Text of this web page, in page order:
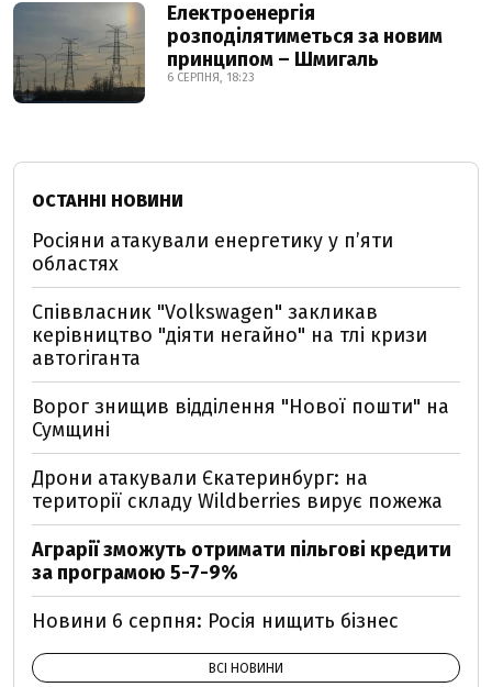
Електроенергія
розподілятиметься за новим
принципом – Шмигаль
6 СЕРПНЯ, 18:23
ОСТАННІ НОВИНИ
Росіяни атакували енергетику у пʼяти
областях
Співвласник "Volkswagen" закликав
керівництво "діяти негайно" на тлі кризи
автогіганта
Ворог знищив відділення "Нової пошти" на
Сумщині
Дрони атакували Єкатеринбург: на
території складу Wildberries вирує пожежа
Аграрії зможуть отримати пільгові кредити
за програмою 5-7-9%
Новини 6 серпня: Росія нищить бізнес
ВСІ НОВИНИ